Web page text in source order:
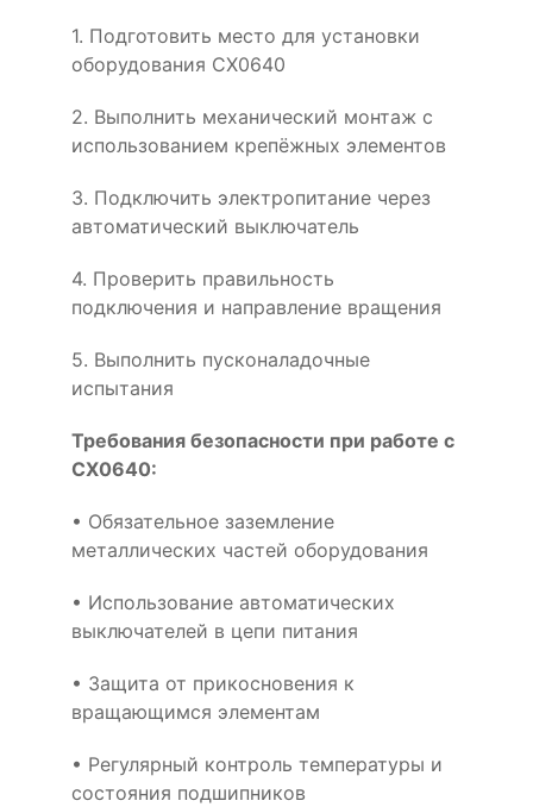
1. Подготовить место для установки
оборудования CX0640
2. Выполнить механический монтаж с
использованием крепёжных элементов
3. Подключить электропитание через
автоматический выключатель
4. Проверить правильность
подключения и направление вращения
5. Выполнить пусконаладочные
испытания
Требования безопасности при работе с
CX0640:
• Обязательное заземление
металлических частей оборудования
• Использование автоматических
выключателей в цепи питания
• Защита от прикосновения к
вращающимся элементам
• Регулярный контроль температуры и
состояния подшипников